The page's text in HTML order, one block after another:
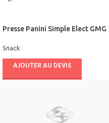
Presse Panini Simple Elect GMG
Snack
AJOUTER AU DEVIS